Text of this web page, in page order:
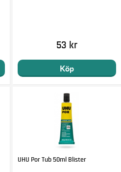
53 kr
Köp
UHU Por Tub 50ml Blister